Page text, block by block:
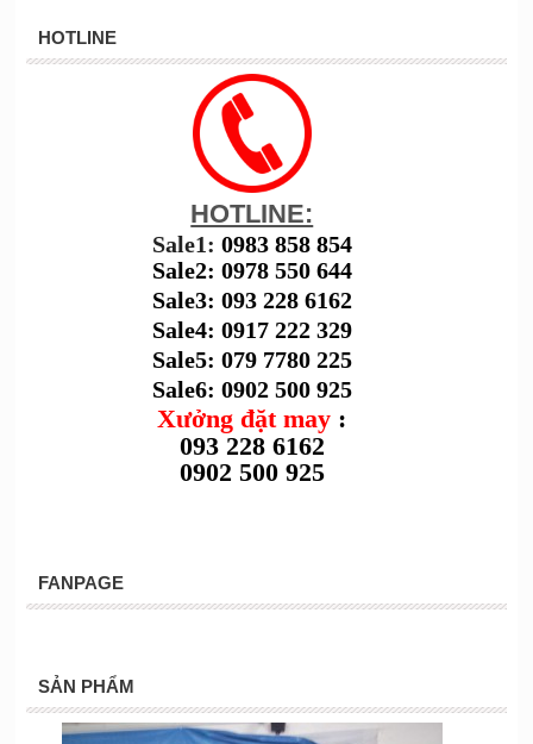
HOTLINE
HOTLINE:
Sale1: 0983 858 854
Sale2: 0978 550 644
Sale3: 093 228 6162
Sale4: 0917 222 329
Sale5: 079 7780 225
Sale6: 0902 500 925
Xưởng đặt may :
093 228 6162
0902 500 925
FANPAGE
SẢN PHẨM